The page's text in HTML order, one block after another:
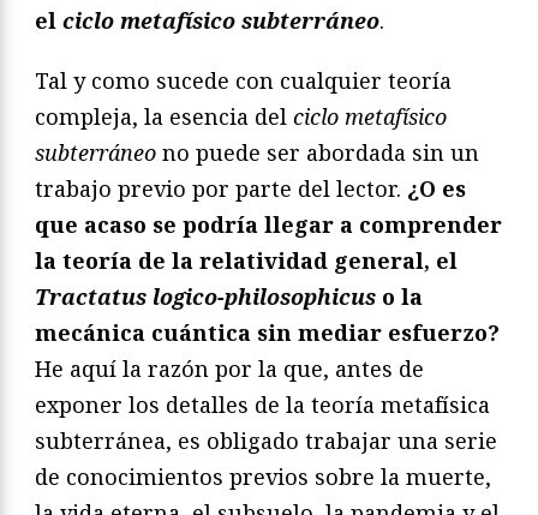
el ciclo metafísico subterráneo.
Tal y como sucede con cualquier teoría
compleja, la esencia del ciclo metafísico
subterráneo no puede ser abordada sin un
trabajo previo por parte del lector. ¿O es
que acaso se podría llegar a comprender
la teoría de la relatividad general, el
Tractatus logico-philosophicus o la
mecánica cuántica sin mediar esfuerzo?
He aquí la razón por la que, antes de
exponer los detalles de la teoría metafísica
subterránea, es obligado trabajar una serie
de conocimientos previos sobre la muerte,